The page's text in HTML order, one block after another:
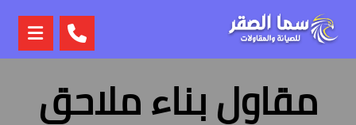
مقاول بناء ملاحق